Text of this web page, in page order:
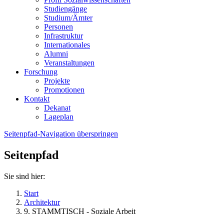
Studiengänge
Studium/Ämter
Personen
Infrastruktur
Internationales
Alumni
Veranstaltungen
Forschung
Projekte
Promotionen
Kontakt
Dekanat
Lageplan
Seitenpfad-Navigation überspringen
Seitenpfad
Sie sind hier:
Start
Architektur
9. STAMMTISCH - Soziale Arbeit